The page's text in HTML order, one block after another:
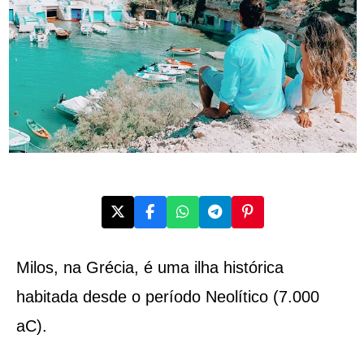
Milos, na Grécia, é uma ilha histórica
habitada desde o período Neolítico (7.000
aC).